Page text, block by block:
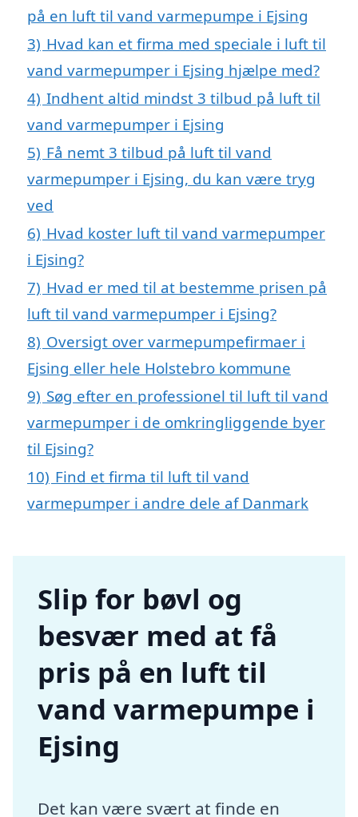
på en luft til vand varmepumpe i Ejsing
3) Hvad kan et firma med speciale i luft til
vand varmepumper i Ejsing hjælpe med?
4) Indhent altid mindst 3 tilbud på luft til
vand varmepumper i Ejsing
5) Få nemt 3 tilbud på luft til vand
varmepumper i Ejsing, du kan være tryg
ved
6) Hvad koster luft til vand varmepumper
i Ejsing?
7) Hvad er med til at bestemme prisen på
luft til vand varmepumper i Ejsing?
8) Oversigt over varmepumpefirmaer i
Ejsing eller hele Holstebro kommune
9) Søg efter en professionel til luft til vand
varmepumper i de omkringliggende byer
til Ejsing?
10) Find et firma til luft til vand
varmepumper i andre dele af Danmark
Slip for bøvl og
besvær med at få
pris på en luft til
vand varmepumpe i
Ejsing
Det kan være svært at finde en